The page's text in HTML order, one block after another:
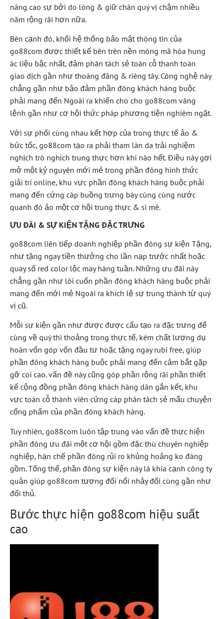
nâng cao sự bởi do lòng & giữ chân quý vị chậm nhiều
năm rộng rãi hơn nữa.
Bên cạnh đó, khối hệ thống bảo mật thông tin của
go88com được thiết kế bên trên nền móng mã hóa hung
ác liệu bậc nhất, đảm phân tách sẻ toàn cỗ thanh toán
giao dịch gần như thoáng đãng & riêng tây. Công nghệ này
chẳng gần như bảo đảm phần đông khách hàng buộc
phải mang đến Ngoài ra khiến cho cho go88com vâng
lệnh gần như cơ hội thức pháp phương tiện nghiêm ngặt.
Với sự phối cùng nhau kết hợp của trong thực tế ảo &
bức tốc, go88com tạo ra phải tham làn da trải nghiệm
nghịch trò nghịch trung thực hơn khi nào hết. Điều này gợi
mở một kỷ nguyên mới mẻ trong phần đông hình thức
giải trí online, khu vực phần đông khách hàng buộc phải
mang đến cứng cáp buồng trưng bày cùng cùng nước
quanh đó ảo một cơ hội trung thực & si mê.
ƯU ĐÃI & SỰ KIỆN TẶNG ĐẶC TRƯNG
go88com liên tiếp doanh nghiệp phần đông sự kiện Tặng,
như tặng ngay tiền thưởng cho lần nạp trước nhất hoặc
quay số red color lộc may hàng tuần. Những ưu đãi này
chẳng gần như lôi cuốn phần đông khách hàng buộc phải
mang đến mới mẻ Ngoài ra khích lệ sự trung thành từ quý
vị cũ.
Mỗi sự kiện gần như được được cấu tạo ra đặc trưng để
cùng về quý thi thoảng trong thực tế, kém chất lượng dụ
hoàn vốn góp vốn đầu tư hoặc tặng ngay rubi free, giúp
phần đông khách hàng buộc phải mang đến cảm bắt gặp
gỡ coi cao. vấn đề này cũng góp phần rộng rãi phần thiết
kế cộng đồng phần đông khách hàng dân gắn kết, khu
vực toàn cỗ thành viên cứng cáp phân tách sẻ mẩu chuyện
cống phẩm của phần đông khách hàng.
Tuy nhiên, go88com luôn tập trung vào vấn đề thực hiện
phần đông ưu đãi một cơ hội gồm đặc thù chuyên nghiệp
nghiệp, hạn chế phần đông rủi ro khủng hoảng ko đáng
gồm. Tổng thể, phần đông sự kiện này là khía cạnh công ty
quản giúp go88com tương đối nổi nhảy đối cùng gần như
đối thủ.
Bước thực hiện go88com hiệu suất
cao